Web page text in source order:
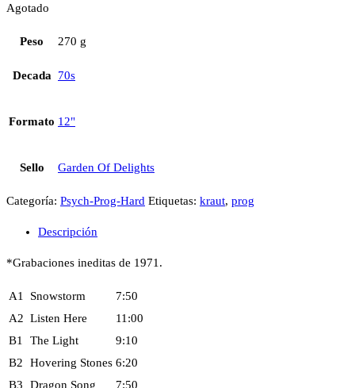
Agotado
Peso 270 g
Decada 70s
Formato 12"
Sello Garden Of Delights
Categoría: Psych-Prog-Hard Etiquetas: kraut, prog
Descripción
*Grabaciones ineditas de 1971.
A1 Snowstorm
7:50
A2 Listen Here
11:00
B1
The Light
9:10
B2
Hovering Stones 6:20
B3
Dragon Song 7:50